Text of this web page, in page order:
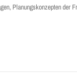
Planungskonzepten der